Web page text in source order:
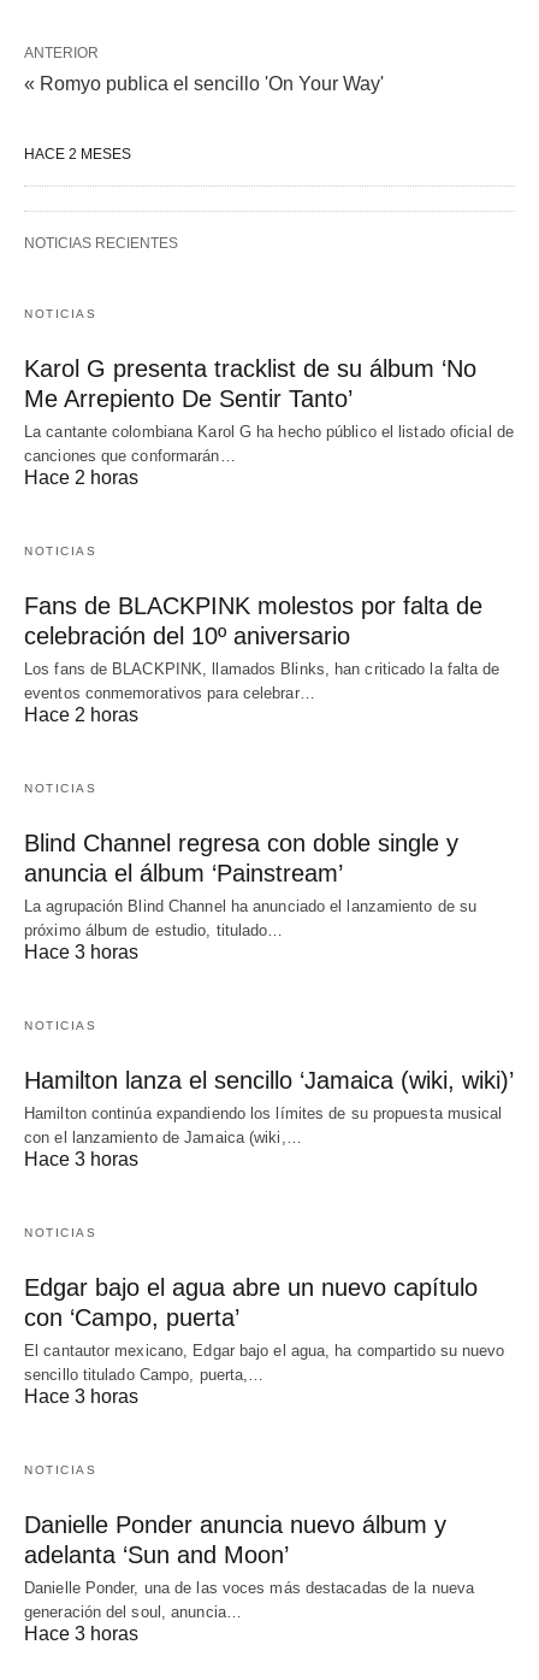
ANTERIOR
« Romyo publica el sencillo 'On Your Way'
HACE 2 MESES
NOTICIAS RECIENTES
NOTICIAS
Karol G presenta tracklist de su álbum ‘No
Me Arrepiento De Sentir Tanto’
La cantante colombiana Karol G ha hecho público el listado oficial de
canciones que conformarán…
Hace 2 horas
NOTICIAS
Fans de BLACKPINK molestos por falta de
celebración del 10º aniversario
Los fans de BLACKPINK, llamados Blinks, han criticado la falta de
eventos conmemorativos para celebrar…
Hace 2 horas
NOTICIAS
Blind Channel regresa con doble single y
anuncia el álbum ‘Painstream’
La agrupación Blind Channel ha anunciado el lanzamiento de su
próximo álbum de estudio, titulado…
Hace 3 horas
NOTICIAS
Hamilton lanza el sencillo ‘Jamaica (wiki, wiki)’
Hamilton continúa expandiendo los límites de su propuesta musical
con el lanzamiento de Jamaica (wiki,…
Hace 3 horas
NOTICIAS
Edgar bajo el agua abre un nuevo capítulo
con ‘Campo, puerta’
El cantautor mexicano, Edgar bajo el agua, ha compartido su nuevo
sencillo titulado Campo, puerta,…
Hace 3 horas
NOTICIAS
Danielle Ponder anuncia nuevo álbum y
adelanta ‘Sun and Moon’
Danielle Ponder, una de las voces más destacadas de la nueva
generación del soul, anuncia…
Hace 3 horas